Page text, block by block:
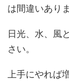
は間違いあり
日光、水、風
さい。
上手にやれば